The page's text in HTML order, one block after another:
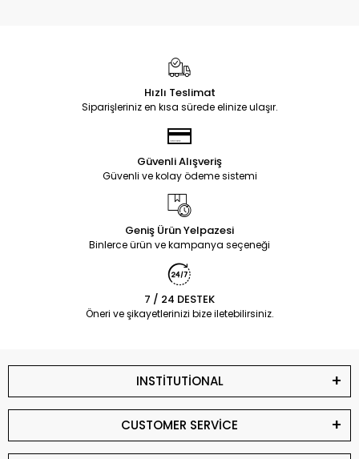
Hızlı Teslimat
Siparişleriniz en kısa sürede elinize ulaşır.
Güvenli Alışveriş
Güvenli ve kolay ödeme sistemi
Geniş Ürün Yelpazesi
Binlerce ürün ve kampanya seçeneği
7 / 24 DESTEK
Öneri ve şikayetlerinizi bize iletebilirsiniz.
INSTİTUTİONAL
CUSTOMER SERVİCE